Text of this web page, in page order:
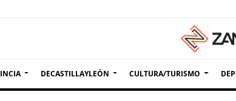
DECASTILLAYLEÓN CULTURA/TURISMO